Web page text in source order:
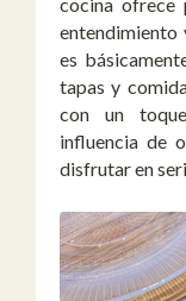
entendimiento
es
tapas y
con un
influencia de
disfrutar en